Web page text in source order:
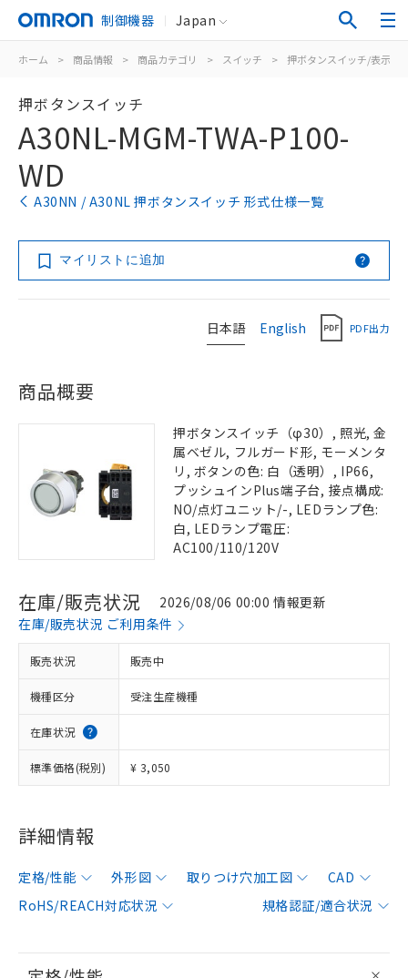
制御機器 Japan
ホーム > 商品情報 > 商品カテゴリ > スイッチ > 押ボタンスイッチ/表示灯
押ボタンスイッチ
A30NL-MGM-TWA-P100-
WD
A30NN / A30NL 押ボタンスイッチ 形式仕様一覧
マイリストに追加
日本語 English PDF出力
商品概要
押ボタンスイッチ（φ30）, 照光, 金
属ベゼル, フルガード形, モーメンタ
リ, ボタンの色: 白（透明）, IP66,
プッシュインPlus端子台, 接点構成:
NO/点灯ユニット/-, LEDランプ色:
白, LEDランプ電圧:
AC100/110/120V
在庫/販売状況
2026/08/06 00:00 情報更新
在庫/販売状況 ご利用条件
販売状況 販売中
機種区分 受注生産機種
在庫状況
標準価格(税別) ¥ 3,050
詳細情報
定格/性能 外形図 取りつけ穴加工図
CAD
RoHS/REACH対応状況
規格認証/適合状況